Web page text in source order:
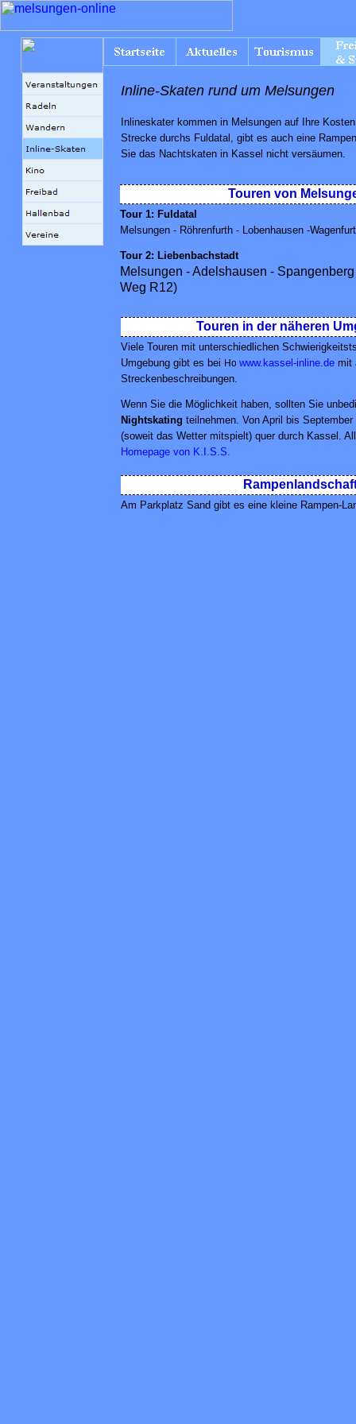
Inline-Skaten rund um Melsungen
Inlineskater kommen in Melsungen auf Ihre
Strecke durchs Fuldatal, gibt es auch eine
Sie das Nachtskaten in Kassel nicht versäumen.
Touren von
Tour 1: Fuldatal
Melsungen - Röhrenfurth - Lobenhausen -
Tour 2: Liebenbachstadt
Melsungen - Adelshausen -
Weg R12)
Touren in der näheren
Viele Touren mit unterschiedlichen
Umgebung gibt es bei
www.kassel-inline.de mit
Streckenbeschreibungen.
Wenn Sie die Möglichkeit haben, sollten Sie
Nightskating teilnehmen. Von April bis
(soweit das Wetter mitspielt) quer durch Kassel.
Homepage von K.I.S.S.
Am Parkplatz Sand gibt es eine kleine Rampen-